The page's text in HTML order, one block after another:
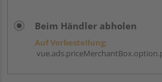
Beim Händler abholen
Auf Vorbestellung: